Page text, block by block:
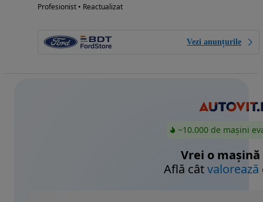
Profesionist • Reactualizat
Vezi anunțurile
~10.000 de mașini
Vrei o mașină
Află câtvalorează